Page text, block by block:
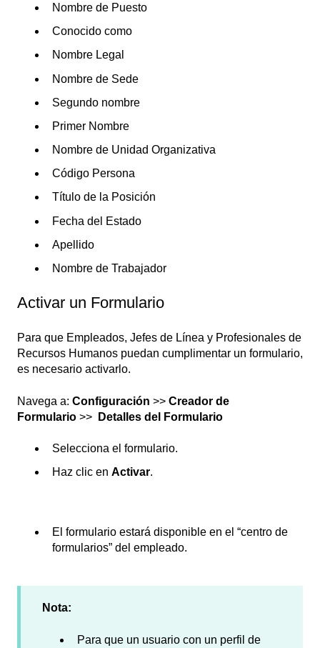
Nombre de Puesto
Conocido como
Nombre Legal
Nombre de Sede
Segundo nombre
Primer Nombre
Nombre de Unidad Organizativa
Código Persona
Título de la Posición
Fecha del Estado
Apellido
Nombre de Trabajador
Activar un Formulario
Para que Empleados, Jefes de Línea y Profesionales de
Recursos Humanos puedan cumplimentar un formulario,
es necesario activarlo.
Navega a: Configuración >> Creador de
Formulario >> Detalles del Formulario
Selecciona el formulario.
Haz clic en Activar.
El formulario estará disponible en el “centro de
formularios” del empleado.
Nota:
Para que un usuario con un perfil de